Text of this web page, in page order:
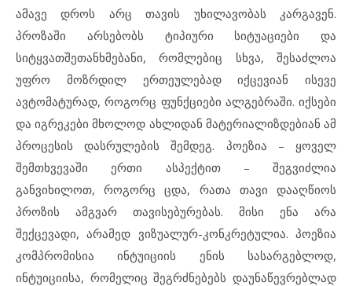
ამავე დროს არც თავის უხილავობას კარგავენ.
პროზაში არსებობს ტიპიური სიტუაციები და
სიტყვათშეთანხმებანი, რომლებიც სხვა, შესაძლოა
უფრო მოზრდილ ერთეულებად იქცევიან ისევე
ავტომატურად, როგორც ფუნქციები ალგებრაში. იქსები
და იგრეკები მხოლოდ ახლიდან მატერიალიზდებიან ამ
პროცესის დასრულების შემდეგ. პოეზია – ყოველ
შემთხვევაში ერთი ასპექტით – შეგვიძლია
განვიხილოთ, როგორც ცდა, რათა თავი დააღწიოს
პროზის ამგვარ თავისებურებას. მისი ენა არა
შექცევადი, არამედ ვიზუალურ-კონკრეტულია. პოეზია
კომპრომისია ინტუიციის ენის სასარგებლოდ,
ინტუიციისა, რომელიც შეგრძნებებს დაუნაწევრებლად